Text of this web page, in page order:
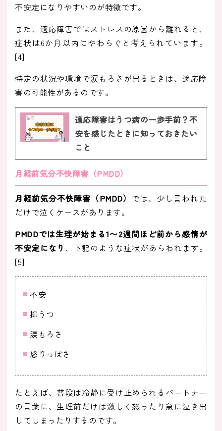
不安定になりやすいのが特徴です。
また、適応障害ではストレスの原因から離れると、
症状は6か月以内にやわらぐと考えられています。
[4]
特定の状況や環境で涙もろさが出るときは、適応障
害の可能性があるのです。
適応障害はうつ病の一歩手前？不
安を感じたときに知っておきたい
こと
月経前気分不快障害（PMDD）
月経前気分不快障害（PMDD） では、少し言われた
だけで泣くケースがあります。
PMDDでは生理が始まる1〜2週間ほど前から感情が
不安定になり 、下記のような症状があらわれます。
[5]
不安
抑うつ
涙もろさ
怒りっぽさ
たとえば、普段は冷静に受け止められるパートナー
の言葉に、生理前だけは激しく怒ったり急に泣き出
してしまったりするのです。